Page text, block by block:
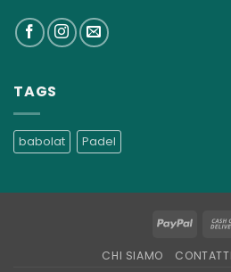
TAGS
babolat Padel
CHI SIAMO CONTATTI